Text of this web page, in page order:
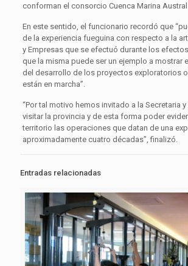
conforman el consorcio Cuenca Marina Austral
En este sentido, el funcionario recordó que
de la experiencia fueguina con respecto a la
y Empresas que se efectuó durante los
que la misma puede ser un ejemplo a mostrar
del desarrollo de los proyectos exploratorios
están en marcha”.
“Por tal motivo hemos invitado a la Secretaria
visitar la provincia y de esta forma poder
territorio las operaciones que datan de una
aproximadamente cuatro décadas”, finalizó.
Entradas relacionadas